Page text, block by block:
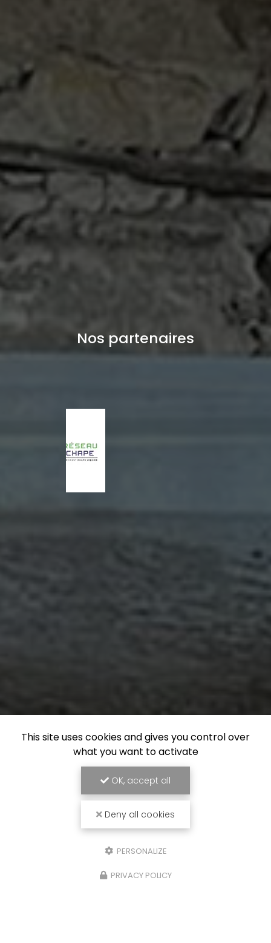
Nos partenaires
This site uses cookies and gives you control over
what you want to activate
OK, accept all
Deny all cookies
PERSONALIZE
PRIVACY POLICY